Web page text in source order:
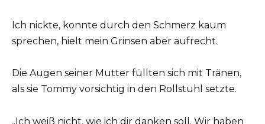
Ich nickte, konnte durch den Schmerz kaum
sprechen, hielt mein Grinsen aber aufrecht.
Die Augen seiner Mutter füllten sich mit Tränen,
als sie Tommy vorsichtig in den Rollstuhl setzte.
„Ich weiß nicht, wie ich dir danken soll. Wir haben